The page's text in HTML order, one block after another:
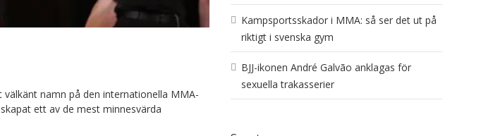
namn på den internationella MMA-
ett av de mest minnesvärda
Kampsportsskador i MMA: så ser det ut på
riktigt i svenska gym
BJJ-ikonen André Galvão anklagas för
sexuella trakasserier